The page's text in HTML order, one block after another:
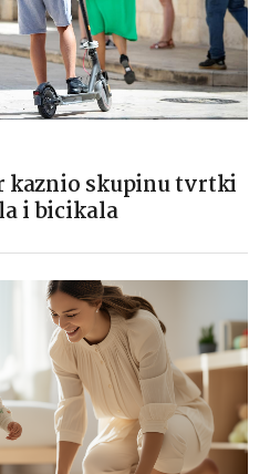
kaznio skupinu tvrtki
i bicikala